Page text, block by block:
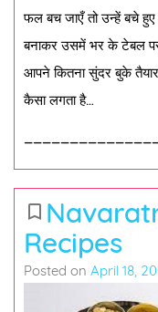
फल बच जाएँ तो उन्हें बचे
बनाकर उसमें भर के टेबल
आपने कितना सुंदर बुके
कैसा लगता है…
bookmark_border
Recipes
Posted on April 18,